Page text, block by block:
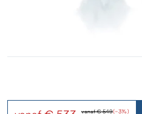
vanaf€ 549(-3%)